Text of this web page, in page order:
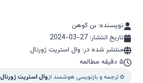
نویسنده: بن کوهن
تاریخ انتشار: 2024-03-27
منتشر شده در: وال استریت ژورنال
۵ دقیقه مطالعه
ترجمه و بازنویسی هوشمند ازوال استریت ژورنال